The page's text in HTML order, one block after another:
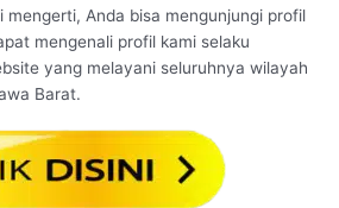
mengerti, Anda bisa mengunjungi profil
mengenali profil kami selaku
yang melayani seluruhnya wilayah
Barat.